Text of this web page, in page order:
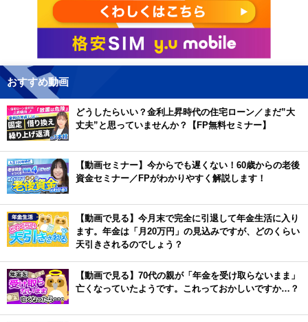
おすすめ動画
どうしたらいい？金利上昇時代の住宅ローン／まだ”大
丈夫”と思っていませんか？【FP無料セミナー】
【動画セミナー】今からでも遅くない！60歳からの老後
資金セミナー／FPがわかりやすく解説します！
【動画で見る】今月末で完全に引退して年金生活に入り
ます。年金は「月20万円」の見込みですが、どのくらい
天引きされるのでしょう？
【動画で見る】70代の親が「年金を受け取らないまま」
亡くなっていたようです。これっておかしいですか…？